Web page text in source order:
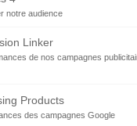
en un espace
choisit ses